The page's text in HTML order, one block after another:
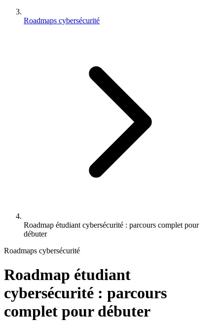
Roadmaps cybersécurité
Roadmap étudiant cybersécurité : parcours complet pour
débuter
Roadmaps cybersécurité
Roadmap étudiant
cybersécurité : parcours
complet pour débuter